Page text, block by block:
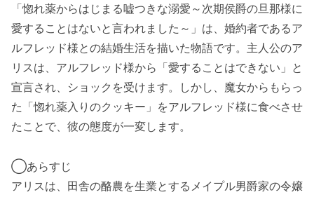
「惚れ薬からはじまる嘘つきな溺愛～次期侯爵の旦那様に
愛することはないと言われました～」は、婚約者であるア
ルフレッド様との結婚生活を描いた物語です。主人公のア
リスは、アルフレッド様から「愛することはできない」と
宣言され、ショックを受けます。しかし、魔女からもらっ
た「惚れ薬入りのクッキー」をアルフレッド様に食べさせ
たことで、彼の態度が一変します。
◯あらすじ
アリスは、田舎の酪農を生業とするメイプル男爵家の令嬢